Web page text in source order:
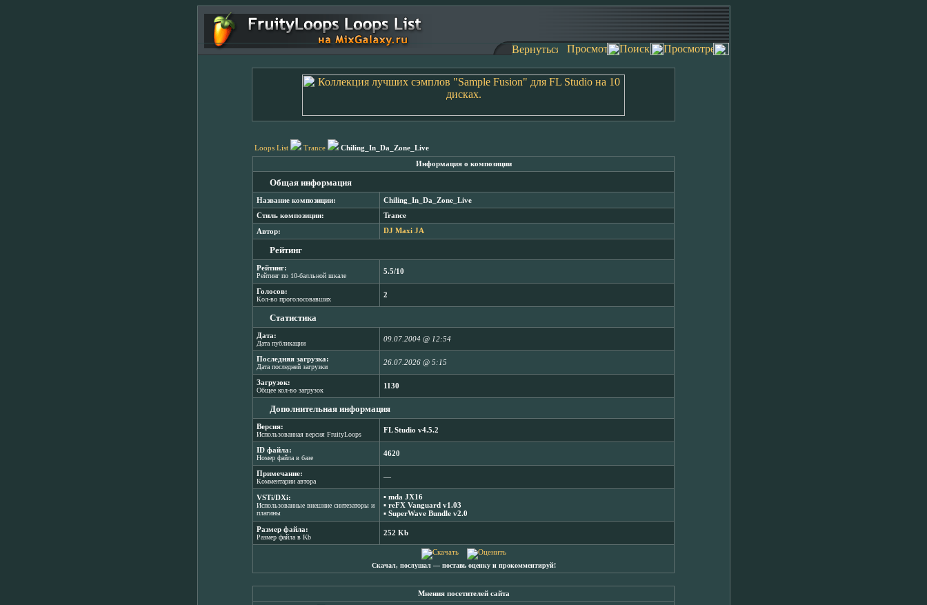
Loops List Trance Chiling_In_Da_Zone_Live
Информация о композиции
Общая информация
Название композиции: Chiling_In_Da_Zone_Live
Стиль композиции: Trance
Автор: DJ Maxi JA
Рейтинг
Рейтинг:
Рейтинг по 10-балльной шкале
5.5/10
Голосов:
Кол-во проголосовавших
2
Статистика
Дата:
Дата публикации
09.07.2004 @ 12:54
Последняя загрузка:
Дата последней загрузки
26.07.2026 @ 5:15
Загрузок:
Общее кол-во загрузок
1130
Дополнительная информация
Версия:
Использованная версия FruityLoops
FL Studio v4.5.2
ID файла:
Номер файла в базе
4620
Примечание:
Комментарии автора
―
VSTi/DXi:
Использованные внешние синтезаторы и
плагины
▪ mda JX16
▪ reFX Vanguard v1.03
▪ SuperWave Bundle v2.0
Размер файла:
Размер файла в Kb
252 Kb
Скачал, послушал ― поставь оценку и прокомментируй!
Мнения посетителей сайта